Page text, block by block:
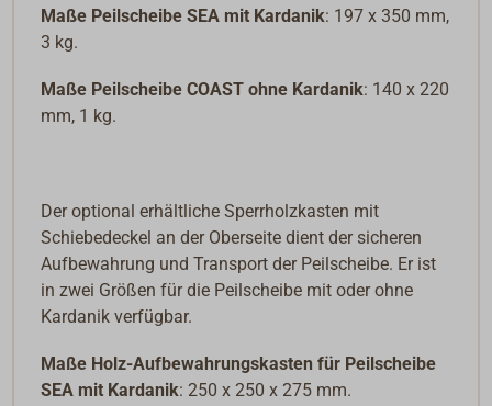
Maße Peilscheibe SEA mit Kardanik: 197 x 350 mm,
3 kg.
Maße Peilscheibe COAST ohne Kardanik: 140 x 220
mm, 1 kg.
Der optional erhältliche Sperrholzkasten mit
Schiebedeckel an der Oberseite dient der sicheren
Aufbewahrung und Transport der Peilscheibe. Er ist
in zwei Größen für die Peilscheibe mit oder ohne
Kardanik verfügbar.
Maße Holz-Aufbewahrungskasten für Peilscheibe
SEA mit Kardanik: 250 x 250 x 275 mm.